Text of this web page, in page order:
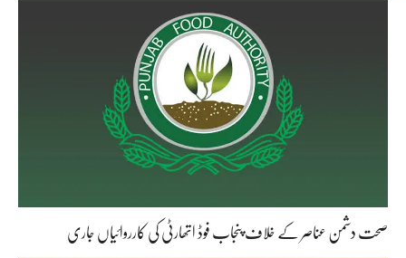
صحت دشمن عناصر کے خلاف پنجاب فوڈ اتھارٹی کی کارروائیاں جاری